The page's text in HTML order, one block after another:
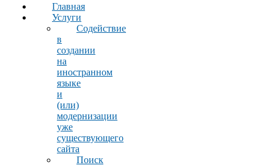
Главная
Услуги
Содействие
в
создании
на
иностранном
языке
и
(или)
модернизации
уже
существующего
сайта
Поиск